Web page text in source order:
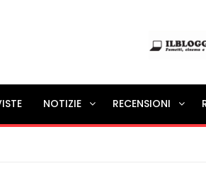
Il
NOTIZIE RECENSIONI